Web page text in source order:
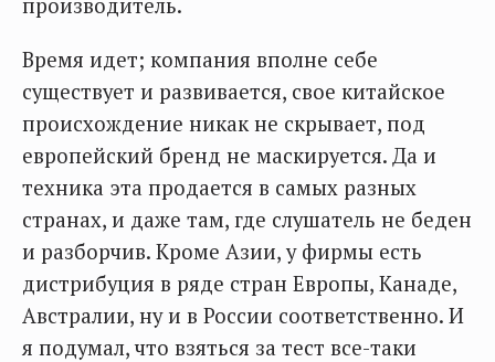
производитель.
Время идет; компания вполне себе
существует и развивается, свое китайское
происхождение никак не скрывает, под
европейский бренд не маскируется. Да и
техника эта продается в самых разных
странах, и даже там, где слушатель не беден
и разборчив. Кроме Азии, у фирмы есть
дистрибуция в ряде стран Европы, Канаде,
Австралии, ну и в России соответственно. И
я подумал, что взяться за тест все-таки